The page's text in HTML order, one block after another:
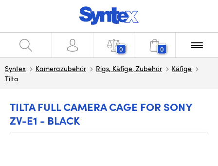
0 0
Syntex Kamerazubehör Rigs, Käfige, Zubehör
Käfige
Tilta
TILTA FULL CAMERA CAGE FOR SONY
ZV-E1 - BLACK